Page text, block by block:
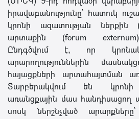
իրավաբանությունը՝ հատուկ
կրոնի ազատության ներքին
արտաքին (forum externum)
Ընդգծվում է, որ
արարողություններին
հայացքների արտահայտման
Տարբերակվում են կրոնի
առանցքային մաս հանդիսացող
սոսկ ներշնչված